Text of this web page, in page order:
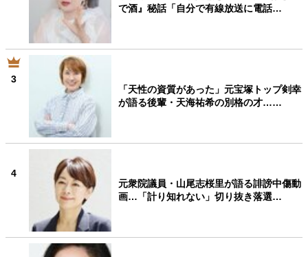
で酒』秘話「自分で有線放送に電話…
3
「天性の資質があった」元宝塚トップ剣幸
が語る後輩・天海祐希の別格の才……
4
元衆院議員・山尾志桜里が語る誹謗中傷動
画…「計り知れない」切り抜き落選…